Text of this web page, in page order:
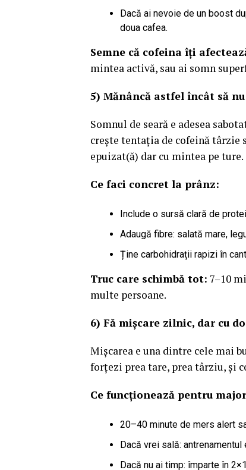
Dacă ai nevoie de un boost
doua cafea.
Semne că cofeina îți
mintea activă, sau ai somn
5) Mănâncă astfel încât să
Somnul de seară e adesea
crește tentația de cofeină târzie
epuizat(ă) dar cu mintea pe ture.
Ce faci concret la prânz:
Include o sursă clară de
Adaugă fibre: salată mare,
Ține carbohidrații rapizi în
Truc care schimbă tot: 7–10
multe persoane.
6) Fă mișcare zilnic, dar cu
Mișcarea e una dintre cele mai
forțezi prea tare, prea târziu, și
Ce funcționează pentru
20–40 minute de mers alert
Dacă vrei sală:
Dacă nu ai timp: împarte în